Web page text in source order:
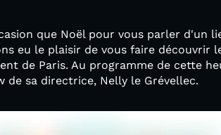
que Noël pour vous parler d'un
eu le plaisir de vous faire découvrir
de Paris. Au programme de cette
de sa directrice, Nelly le Grévellec.